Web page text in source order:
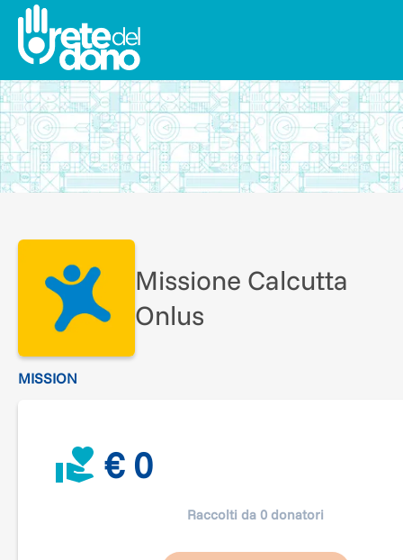
Missione Calcutta
Onlus
MISSION
€ 0
Raccolti da 0 donatori